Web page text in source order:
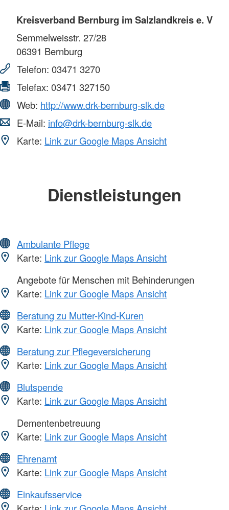
Kreisverband Bernburg im Salzlandkreis e. V
Semmelweisstr. 27/28
06391 Bernburg
Telefon: 03471 3270
Telefax: 03471 327150
Web: http://www.drk-bernburg-slk.de
E-Mail: info@drk-bernburg-slk.de
Karte: Link zur Google Maps Ansicht
Dienstleistungen
Ambulante Pflege
Karte: Link zur Google Maps Ansicht
Angebote für Menschen mit Behinderungen
Karte: Link zur Google Maps Ansicht
Beratung zu Mutter-Kind-Kuren
Karte: Link zur Google Maps Ansicht
Beratung zur Pflegeversicherung
Karte: Link zur Google Maps Ansicht
Blutspende
Karte: Link zur Google Maps Ansicht
Dementenbetreuung
Karte: Link zur Google Maps Ansicht
Ehrenamt
Karte: Link zur Google Maps Ansicht
Einkaufsservice